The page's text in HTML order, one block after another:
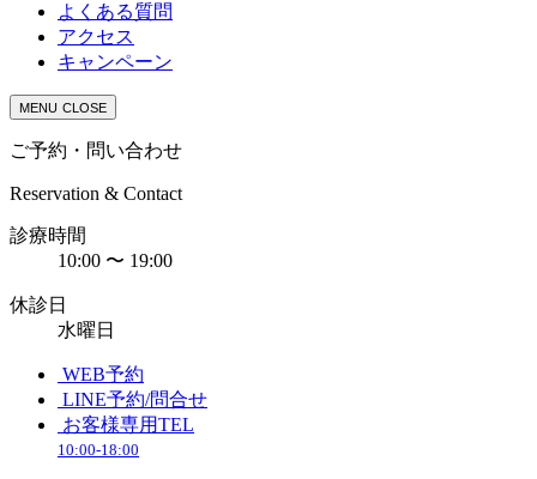
よくある質問
アクセス
キャンペーン
MENU CLOSE
ご予約・問い合わせ
Reservation & Contact
診療時間
10:00 〜 19:00
休診日
水曜日
WEB予約
LINE予約/問合せ
お客様専用TEL
10:00-18:00